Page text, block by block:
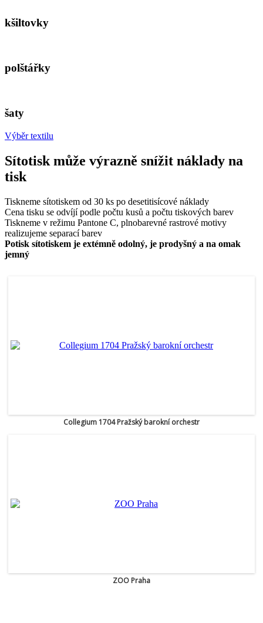
kšiltovky
polštářky
šaty
Výběr textilu
Sítotisk může výrazně snížit náklady na
tisk
Tiskneme sítotiskem od 30 ks po desetitisícové náklady
Cena tisku se odvíjí podle počtu kusů a počtu tiskových barev
Tiskneme v režimu Pantone C, plnobarevné rastrové motivy
realizujeme separací barev
Potisk sítotiskem je extémně odolný, je prodyšný a na omak
jemný
Collegium 1704 Pražský barokní orchestr
ZOO Praha